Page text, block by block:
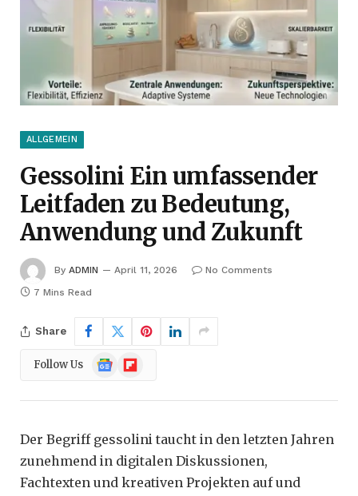
ALLGEMEIN
Gessolini Ein umfassender
Leitfaden zu Bedeutung,
Anwendung und Zukunft
By ADMIN April 11, 2026
No Comments
7 Mins Read
Share
Follow Us
Google
News
Flipboard
Der Begriff gessolini taucht in den letzten Jahren
zunehmend in digitalen Diskussionen,
Fachtexten und kreativen Projekten auf und